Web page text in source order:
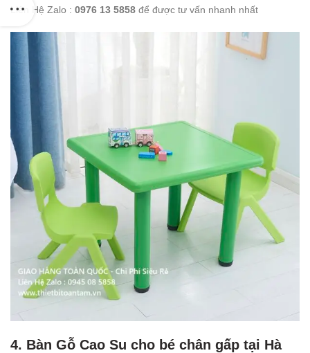
Liên Hệ Zalo : 0976 13 5858 để được tư vấn nhanh nhất
4. Bàn Gỗ Cao Su cho bé chân gấp tại Hà